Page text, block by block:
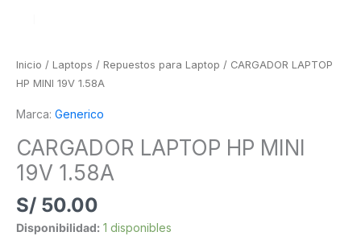
Inicio / Laptops / Repuestos para Laptop / CARGADOR LAPTOP
HP MINI 19V 1.58A
Marca: Generico
CARGADOR LAPTOP HP MINI
19V 1.58A
S/ 50.00
Disponibilidad: 1 disponibles